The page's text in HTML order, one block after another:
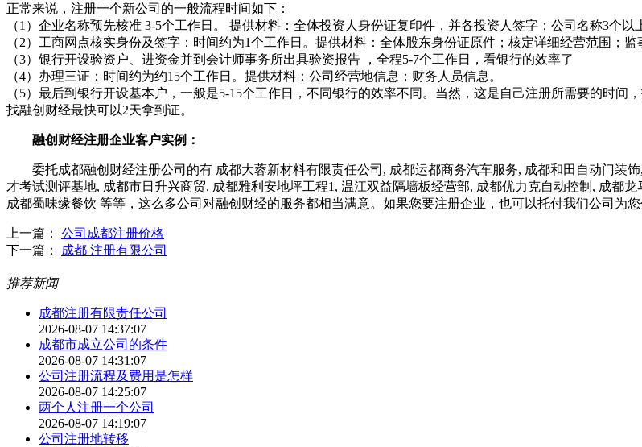
正常来说，注册一个新公司的一般流程时间如下：
（1）企业名称预先核准 3-5个工作日。 提供材料：全体投资人身份证复印件，并各投资人签字；公司名称3个以
（2）工商网点核实身份及签字：时间约为1个工作日。提供材料：全体股东身份证原件；核定详细经营范围；
（3）银行开设验资户、进资金并到会计师事务所出具验资报告 ，全程5-7个工作日，看银行的效率了
（4）办理三证：时间约为约15个工作日。提供材料：公司经营地信息；财务人员信息。
（5）最后到银行开设基本户，一般是5-15个工作日，不同银行的效率不同。当然，这是自己注册所需要的时间
找融创财经最快可以2天拿到证。
融创财经注册企业客户实例：
委托成都融创财经注册公司的有 成都大蓉新材料有限责任公司, 成都运都商务汽车服务, 成都和田自动门装
才考试测评基地, 成都市日升兴商贸, 成都雅利安地坪工程1, 温江双益隔墙板经营部, 成都优力克自动控制, 成都
成都蜀味缘餐饮 等等，这么多公司对融创财经的服务都相当满意。如果您要注册企业，也可以托付我们公司为
上一篇： 公司成都注册价格
下一篇：
成都 注册有限公司
推荐新闻
成都注册有限责任公司
2026-08-07 14:37:07
成都市成立公司的条件
2026-08-07 14:31:07
公司注册流程及费用是怎样
2026-08-07 14:25:07
两个人注册一个公司
2026-08-07 14:19:07
公司注册地转移